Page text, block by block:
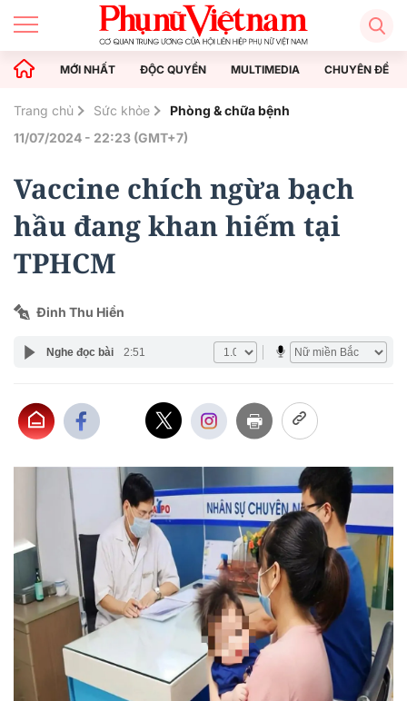
MỚI NHẤT ĐỘC QUYỀN MULTIMEDIA CHUYÊN ĐỀ
Trang chủ Sức khỏe
Phòng & chữa bệnh
11/07/2024 - 22:23 (GMT+7)
Vaccine chích ngừa bạch
hầu đang khan hiếm tại
TPHCM
Đinh Thu Hiền
Nghe đọc bài 2:51